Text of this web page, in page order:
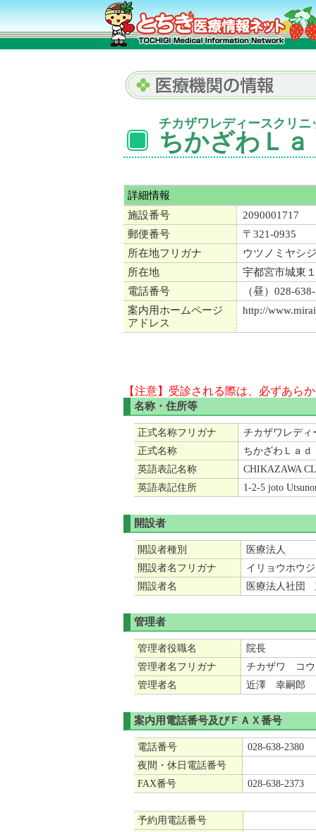
チカザワレディースクリニ
ちかざわＬ
詳細情報
施設番号
2090001717
郵便番号
〒321-0935
所在地フリガナ
ウツノミヤシ
所在地
宇都宮市城東
電話番号
（昼）028-
案内用ホームページ
アドレス
http://
【注意】受診される際は、必ずあら
名称・住所等
正式名称フリガナ
チカザワレディ
正式名称
ちかざわＬａｄ
英語表記名称
CHIKAZAWA
英語表記住所
1-2-5 joto
開設者
開設者種別
医療法人
開設者名フリガナ
イリョウホウ
開設者名
医療法人社団
管理者
管理者役職名
院長
管理者名フリガナ
チカザワ コウ
管理者名
近澤 幸嗣郎
案内用電話番号及びＦＡＸ番号
電話番号
028-638-2380
夜間・休日電話番号
FAX番号
028-638-2373
予約用電話番号